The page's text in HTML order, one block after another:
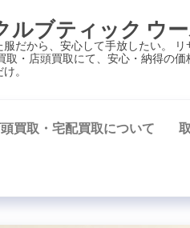
ルブティック ウ
服だから、安心して手放したい。
取・店頭買取にて、安心・納得の
。
買取・宅配買取について